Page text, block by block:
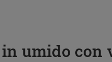
umido con